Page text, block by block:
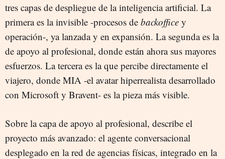
tres capas de despliegue de la inteligencia artificial. La
primera es la invisible -procesos de backoffice y
operación-, ya lanzada y en expansión. La segunda es la
de apoyo al profesional, donde están ahora sus mayores
esfuerzos. La tercera es la que percibe directamente el
viajero, donde MIA -el avatar hiperrealista desarrollado
con Microsoft y Bravent- es la pieza más visible.
Sobre la capa de apoyo al profesional, describe el
proyecto más avanzado: el agente conversacional
desplegado en la red de agencias físicas, integrado en la